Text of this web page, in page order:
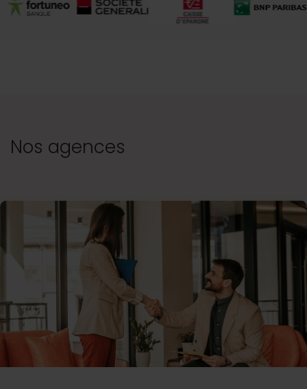
Nos agences